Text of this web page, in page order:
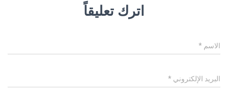
اترك تعليقاً
الاسم *
البريد الإلكتروني *